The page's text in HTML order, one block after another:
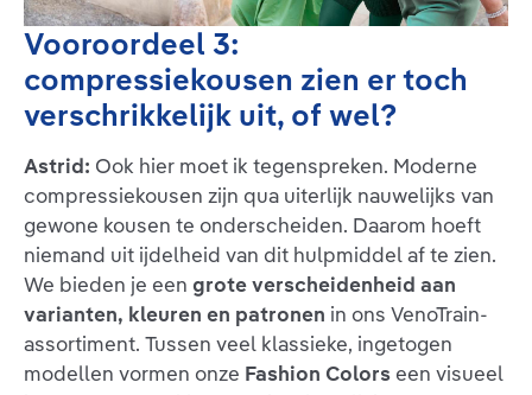
Vooroordeel 3:
compressiekousen zien er toch
verschrikkelijk uit, of wel?
Astrid: Ook hier moet ik tegenspreken. Moderne
compressiekousen zijn qua uiterlijk nauwelijks van
gewone kousen te onderscheiden. Daarom hoeft
niemand uit ijdelheid van dit hulpmiddel af te zien.
We bieden je een grote verscheidenheid aan
varianten, kleuren en patronen in ons VenoTrain-
assortiment. Tussen veel klassieke, ingetogen
modellen vormen onze Fashion Colors een visueel